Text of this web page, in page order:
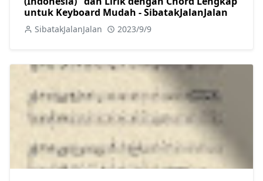
untuk Keyboard Mudah - SibatakJalanJalan
SibatakJalanJalan 2023/9/9